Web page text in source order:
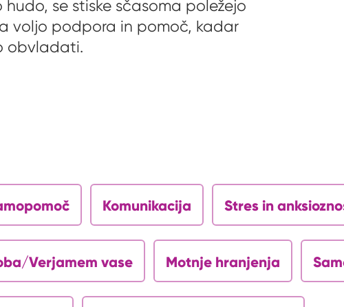
se stiske sčasoma poležejo
voljo podpora in pomoč, kadar
obvladati.
Komunikacija Stres in
Verjamem vase Motnje hranjenja